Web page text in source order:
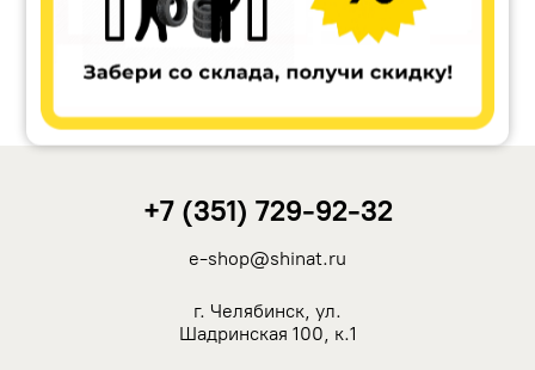
Tunga
+7 (351) 729-92-32
e-shop@shinat.ru
г. Челябинск, ул.
Шадринская 100, к.1